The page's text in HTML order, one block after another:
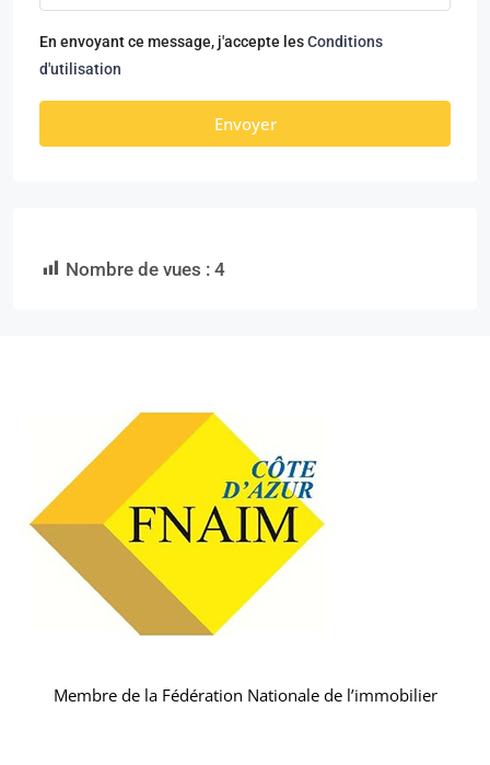
En envoyant ce message, j'accepte lesConditions
d'utilisation
Envoyer
Nombre de vues : 4
Membre de la Fédération Nationale de l’immobilier